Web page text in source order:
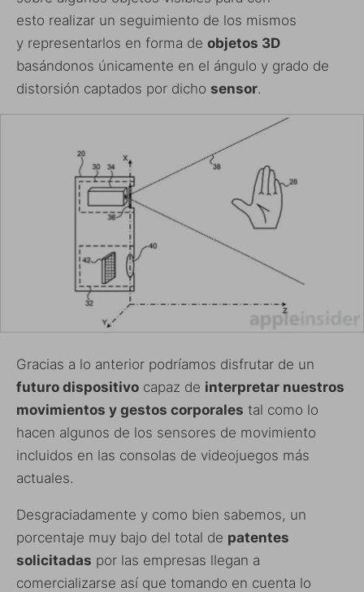
esto realizar un seguimiento de los mismos
y representarlos en forma de objetos 3D
basándonos únicamente en el ángulo y grado de
distorsión captados por dicho sensor.
Gracias a lo anterior podríamos disfrutar de un
futuro dispositivo capaz de interpretar nuestros
movimientos y gestos corporales tal como lo
hacen algunos de los sensores de movimiento
incluidos en las consolas de videojuegos más
actuales.
Desgraciadamente y como bien sabemos, un
porcentaje muy bajo del total de patentes
solicitadas por las empresas llegan a
comercializarse así que tomando en cuenta lo